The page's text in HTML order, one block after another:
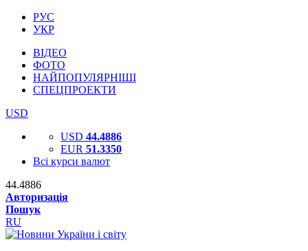
РУС
УКР
ВІДЕО
ФОТО
НАЙПОПУЛЯРНІШІ
СПЕЦПРОЕКТИ
USD
USD 44.4886
EUR 51.3350
Всі курси валют
44.4886
Авторизація
Пошук
RU